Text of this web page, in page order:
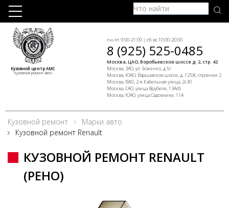
Кузовной центр АМС
Кузовной ремонт авто
пн-пт 9:00-21:00 | сб-вс 10:00-20:00
8 (925) 525-0485
Москва, ЦАО, Воробьевское шоссе д. 2, стр. 42
Москва, ЗАО, ул. Боженко, д.5г
Москва, ЮАО, Варшавское шоссе, д. 125Ж, строение 2
Москва, ВАО, 2-я Кабельная улица, 2с30
Москва, САО, улица Врубеля, 13Ас8
Москва, ЮАО, улица Садовники, 11А
Кузовной ремонт
Марки авто
Кузовной ремонт Renault
КУЗОВНОЙ РЕМОНТ RENAULT
(РЕНО)